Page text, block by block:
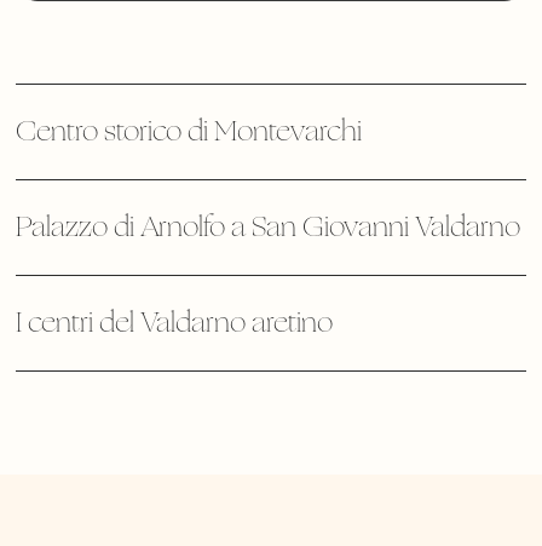
Centro storico di Montevarchi
Palazzo di Arnolfo a San Giovanni Valdarno
I centri del Valdarno aretino